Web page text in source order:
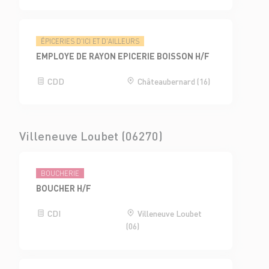
ÉPICERIES D'ICI ET D'AILLEURS
EMPLOYE DE RAYON EPICERIE BOISSON H/F
CDD Châteaubernard (16)
Villeneuve Loubet (06270)
BOUCHERIE
BOUCHER H/F
CDI
Villeneuve Loubet
(06)